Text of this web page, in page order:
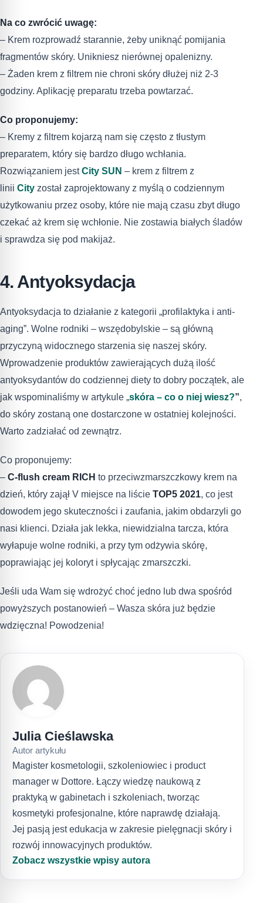
Na co zwrócić uwagę:
– Krem rozprowadź starannie, żeby uniknąć pomijania
fragmentów skóry. Unikniesz nierównej opalenizny.
– Żaden krem z filtrem nie chroni skóry dłużej niż 2-3
godziny. Aplikację preparatu trzeba powtarzać.
Co proponujemy:
– Kremy z filtrem kojarzą nam się często z tłustym
preparatem, który się bardzo długo wchłania.
Rozwiązaniem jestCity SUN – krem z filtrem z
linii City został zaprojektowany z myślą o codziennym
użytkowaniu przez osoby, które nie mają czasu zbyt długo
czekać aż krem się wchłonie. Nie zostawia białych śladów
i sprawdza się pod makijaż.
4. Antyoksydacja
Antyoksydacja to działanie z kategorii „profilaktyka i anti-
aging”. Wolne rodniki – wszędobylskie – są główną
przyczyną widocznego starzenia się naszej skóry.
Wprowadzenie produktów zawierających dużą ilość
antyoksydantów do codziennej diety to dobry początek, ale
jak wspominaliśmy w artykule „skóra – co o niej wiesz?”,
do skóry zostaną one dostarczone w ostatniej kolejności.
Warto zadziałać od zewnątrz.
Co proponujemy:
– C-flush cream RICH to przeciwzmarszczkowy krem na
dzień, który zajął V miejsce na liście TOP5 2021, co jest
dowodem jego skuteczności i zaufania, jakim obdarzyli go
nasi klienci. Działa jak lekka, niewidzialna tarcza, która
wyłapuje wolne rodniki, a przy tym odżywia skórę,
poprawiając jej koloryt i spłycając zmarszczki.
Jeśli uda Wam się wdrożyć choć jedno lub dwa spośród
powyższych postanowień – Wasza skóra już będzie
wdzięczna! Powodzenia!
Julia Cieślawska
Autor artykułu
Magister kosmetologii, szkoleniowiec i product
manager w Dottore. Łączy wiedzę naukową z
praktyką w gabinetach i szkoleniach, tworząc
kosmetyki profesjonalne, które naprawdę działają.
Jej pasją jest edukacja w zakresie pielęgnacji skóry i
rozwój innowacyjnych produktów.
Zobacz wszystkie wpisy autora